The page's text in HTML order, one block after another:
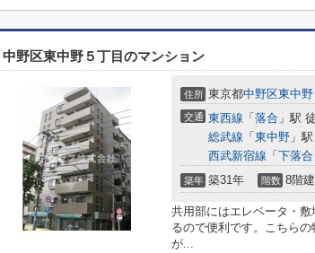
中野区東中野５丁目のマンション
住所 東京都中野区東中野
交通 東西線 「 落合 」駅
総武線 「 東中野 」
西武新宿線 「 下落合
築年 築31年 階数 8階建
共用部にはエレベータ・
るので便利です。こちら
が...